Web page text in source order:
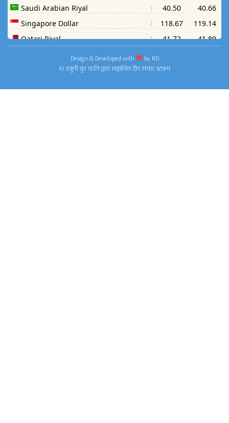
Design & Developed with byRD
© ठकुरी ग्रुप प्रा.लि द्वारा सञ्चालित दीप संचार डटकम